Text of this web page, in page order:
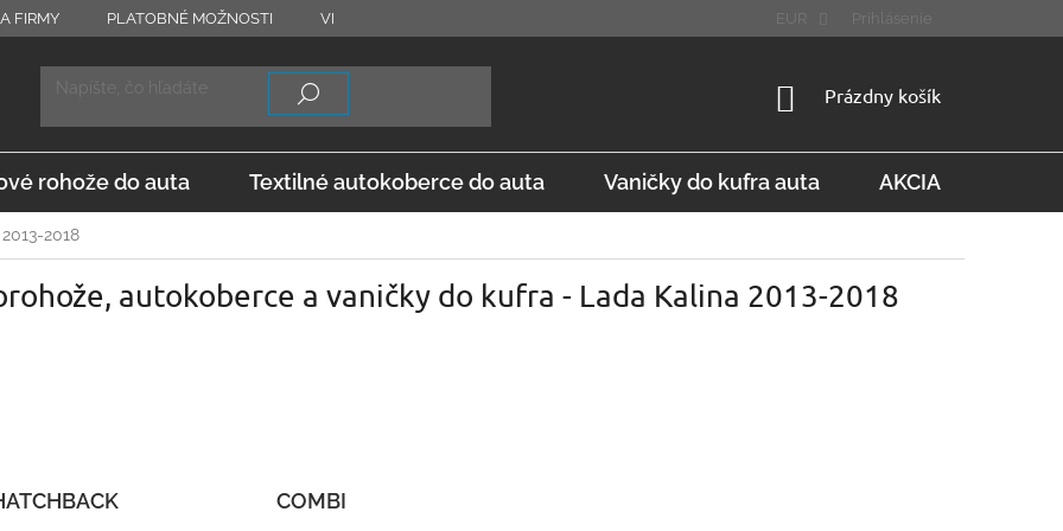
FIRMY PLATOBNÉ MOŽNOSTI VRÁTENIE TOVARU Prihlásenie
NÁKUPNÝ
Prázdny košík
rohože do auta Textilné autokoberce do auta Vaničky do kufra auta AKCIA
2018
autokoberce a vaničky do kufra - Lada Kalina 2013-2018
COMBI